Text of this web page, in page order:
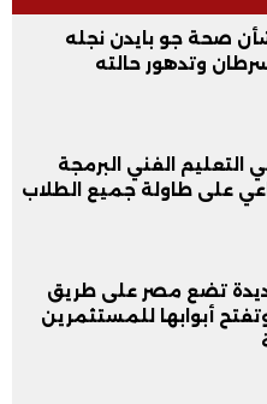
صحة جو بايدن نجله
وتدهور حالته
التعليم الفني البرمجة
على طاولة جميع الطلاب
تضع مصر على طريق
أبوابها للمستثمرين